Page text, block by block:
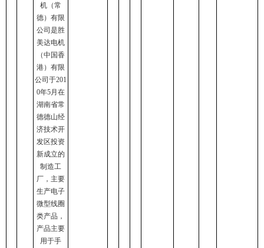
机（常
德）有限
公司是胜
美达电机
（中国香
港）有限
公司于201
0年5月在
湖南省常
德德山经
济技术开
发区投资
新成立的
制造工
厂，主要
生产电子
微型线圈
类产品，
产品主要
用于手